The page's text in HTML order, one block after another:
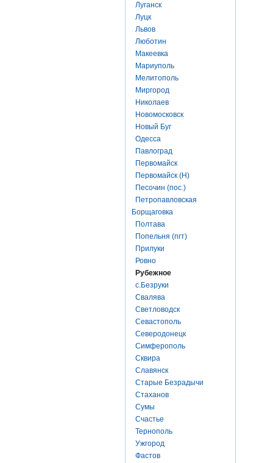
Луганск
Луцк
Львов
Люботин
Макеевка
Мариуполь
Мелитополь
Миргород
Николаев
Новомосковск
Новый Буг
Одесса
Павлоград
Первомайск
Первомайск (Н)
Песочин (пос.)
Петропавловская
Борщаговка
Полтава
Попельня (пгт)
Прилуки
Ровно
Рубежное
с.Безруки
Свалява
Светловодск
Севастополь
Северодонецк
Симферополь
Сквира
Славянск
Старые Безрадычи
Стаханов
Сумы
Счастье
Тернополь
Ужгород
Фастов